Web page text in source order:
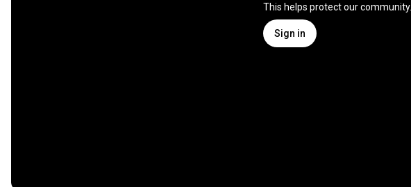
This helps protect our community.
Sign in